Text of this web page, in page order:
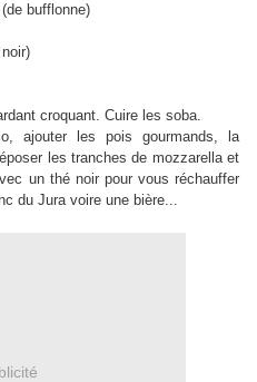
bufflonne)
croquant. Cuire les soba.
ajouter les pois gourmands, la
les tranches de mozzarella et
un thé noir pour vous réchauffer
du Jura voire une bière...